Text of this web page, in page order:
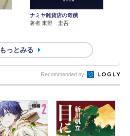
ナミヤ雑貨店の奇蹟
著者 東野 圭吾
もっとみる
Recommended by